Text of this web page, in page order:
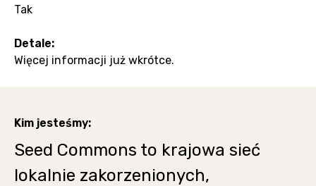
Tak
Detale:
Więcej informacji już wkrótce.
Kim jesteśmy:
Seed Commons to krajowa sieć
lokalnie zakorzenionych,